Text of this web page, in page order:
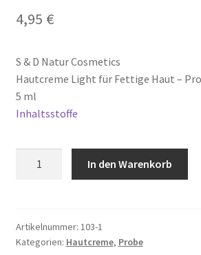
Inhaltsstoffe Creme
Komedogen
Mein Konto
Muster-Widerrufsformular
4,95 €
S & D Natur Cosmetics
Hautcreme Light für Fettige Haut –
5 ml
Inhaltsstoffe
Probe
Menge
In den Warenkorb
Artikelnummer: 103-1
Kategorien: Hautcreme, Probe